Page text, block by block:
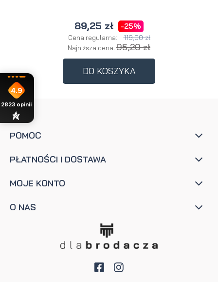
89,25 zł -25%
Cena regularna: 119,00 zł
Najniższa cena: 95,20 zł
DO KOSZYKA
POMOC
PŁATNOŚCI I DOSTAWA
MOJE KONTO
O NAS
4.9
2823 opinii